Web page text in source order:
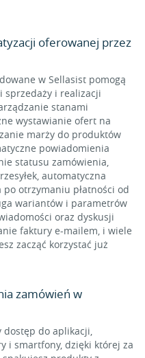
oferowanej przez
w Sellasist pomogą
sprzedaży i realizacji
stanami
wystawianie ofert na
marży do produktów
powiadomienia
statusu zamówienia,
automatyczna
otrzymaniu płatności od
wariantów i parametrów
oraz dyskusji
faktury e-mailem, i wiele
zacząć korzystać już
zamówień w
dostęp do aplikacji,
i smartfony, dzięki której za